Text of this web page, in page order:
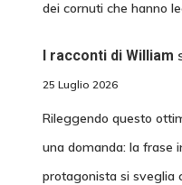
dei cornuti che hanno
I racconti di William
25 Luglio 2026
Rileggendo questo
una domanda: la frase
protagonista si sveglia